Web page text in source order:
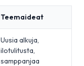
Teemaideat
Uusia alkuja,
ilotulitusta,
samppanjaa